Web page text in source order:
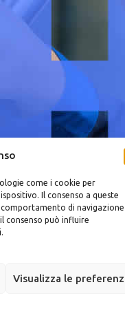
come i cookie per
Il consenso a queste
di
consenso può influire
Visualizza le
Montaggio